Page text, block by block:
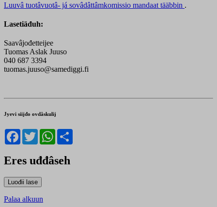
Luuvâ tuotâvuotâ- já sovâdâttâmkomissio mandaat tääbbin .
Lasetiäđuh:
Saavâjođetteijee
Tuomas Aslak Juuso
040 687 3394
tuomas.juuso@samediggi.fi
Jyevi siijđo ovdâskulij
Facebook
TwitterWhatsApp
Eres uđđâseh
Palaa alkuun